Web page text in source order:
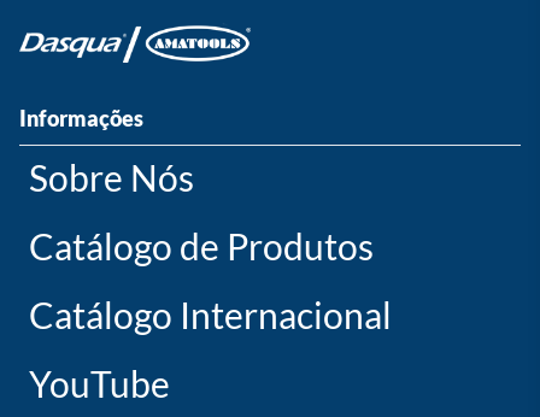
Informações
Sobre Nós
Catálogo de Produtos
Catálogo Internacional
YouTube